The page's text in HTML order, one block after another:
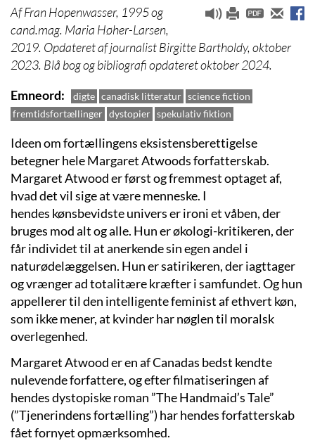
Fran Hopenwasser, 1995 og
cand.mag. Maria Høher-Larsen,
2019. Opdateret af journalist Birgitte Bartholdy, oktober
2023. Blå bog og bibliografi opdateret oktober 2024.
Emneord
digte canadisk litteratur science fiction
fremtidsfortællinger dystopier spekulativ fiktion
Ideen om fortællingens eksistensberettigelse
betegner hele Margaret Atwoods forfatterskab.
Margaret Atwood er først og fremmest optaget af,
hvad det vil sige at være menneske. I
hendes kønsbevidste univers er ironi et våben, der
bruges mod alt og alle. Hun er økologi-kritikeren, der
får individet til at anerkende sin egen andel i
naturødelæggelsen. Hun er satirikeren, der iagttager
og vrænger ad totalitære kræfter i samfundet. Og hun
appellerer til den intelligente feminist af ethvert køn,
som ikke mener, at kvinder har nøglen til moralsk
overlegenhed.
Margaret Atwood er en af Canadas bedst kendte
nulevende forfattere, og efter filmatiseringen af
hendes dystopiske roman ”The Handmaid’s Tale”
(”Tjenerindens fortælling”) har hendes forfatterskab
fået fornyet opmærksomhed.